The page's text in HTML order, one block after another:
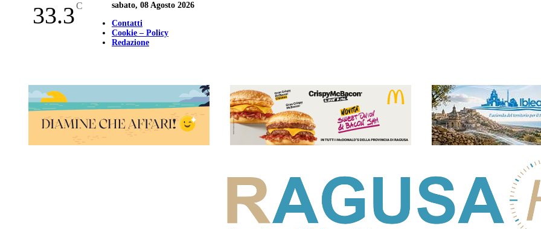
33.3C
sabato, 08 Agosto 2026
Contatti
Cookie – Policy
Redazione